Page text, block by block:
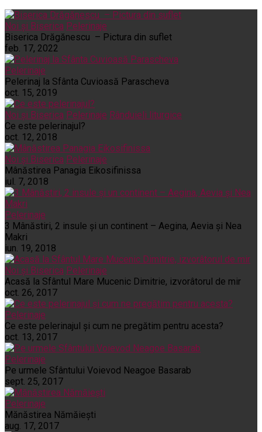
Noi și Biserica Pelerinaje
Biserica Drăgănescu – Pictura din suflet
feb. 17, 2022
Pelerinaje
Pelerinaj la Sfânta Cuvioasă Parascheva
oct. 15, 2019
Noi și Biserica Pelerinaje Rânduieli liturgice
Ce este pelerinajul?
oct. 12, 2018
Noi și Biserica Pelerinaje
Mânăstirea Panagia Eikosifinissa
iul. 7, 2018
Pelerinaje
3 Mânăstiri, 2 insule și un continent – Aegina, Aevia și Nea
Makri
iun. 19, 2018
Noi și Biserica Pelerinaje
Acasă la Sfântul Mare Mucenic Dimitrie, izvorâtorul de mir
oct. 26, 2017
Pelerinaje
Ce este pelerinajul şi cum ne pregătim pentru acesta?
oct. 13, 2017
Pelerinaje
Pe urmele Sfântului Voievod Neagoe Basarab
sept. 25, 2017
Pelerinaje
Mănăstirea Nămăiești
aug. 17, 2017